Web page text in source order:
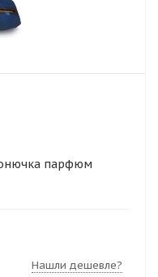
парфюм
Нашли дешевле?